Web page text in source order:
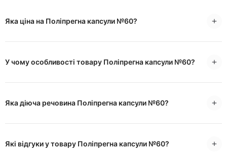
Яка ціна на Поліпрегна капсули №60?
У чому особливості товару Поліпрегна капсули №60?
Яка діюча речовина Поліпрегна капсули №60?
Які відгуки у товару Поліпрегна капсули №60?